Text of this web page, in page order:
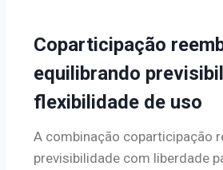
Coparticipação
equilibrando
flexibilidade de uso
A combinação coparticipação
previsibilidade com liberdade